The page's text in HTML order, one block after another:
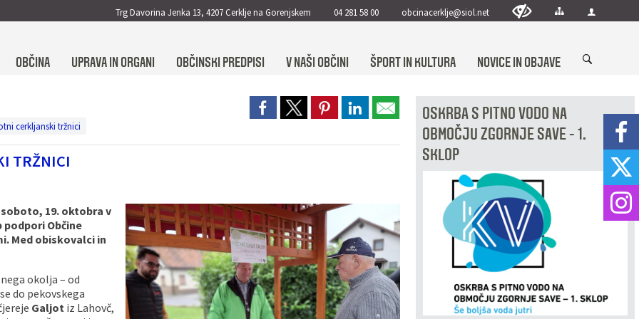
Trg Davorina Jenka 13, 4207 Cerklje na Gorenjskem 04 281 58 00 obcinacerklje@siol.net
OBČINA UPRAVA IN ORGANI OBČINSKI PREDPISI V NAŠI OBČINI ŠPORT IN KULTURA NOVICE IN OBJAVE
cerkljanski tržnici
TRŽNICI
19. oktobra v
Občine
Med obiskovalci in
okolja – od
do pekovskega
Galjot iz Lahovč,
OSKRBA S PITNO VODO NA
OBMOČJU ZGORNJE SAVE - 1.
SKLOP